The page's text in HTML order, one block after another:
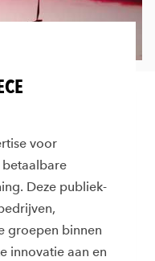
voor
Deze publiek-
groepen binnen
innovatie aan en